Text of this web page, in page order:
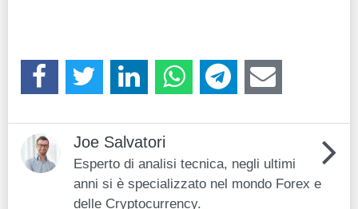
Joe Salvatori
Esperto di analisi tecnica, negli ultimi
anni si è specializzato nel mondo Forex e
delle Cryptocurrency.